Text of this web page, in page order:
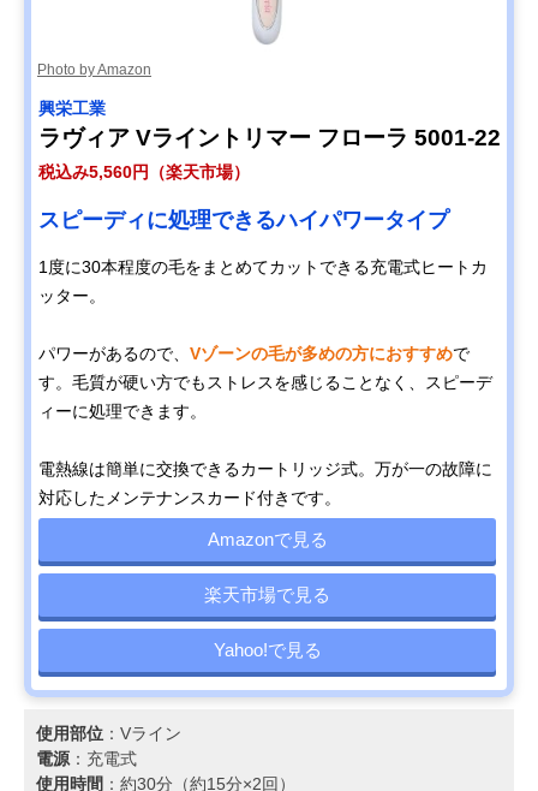
Photo by Amazon
興栄工業
ラヴィア Vライントリマー フローラ 5001-22
税込み5,560円（楽天市場）
スピーディに処理できるハイパワータイプ
1度に30本程度の毛をまとめてカットできる充電式ヒートカ
ッター。
パワーがあるので、 Vゾーンの毛が多めの方におすすめで
す。毛質が硬い方でもストレスを感じることなく、スピーデ
ィーに処理できます。
電熱線は簡単に交換できるカートリッジ式。万が一の故障に
対応したメンテナンスカード付きです。
Amazonで見る
楽天市場で見る
Yahoo!で見る
使用部位 ：Vライン
電源 ：充電式
使用時間 ：約30分（約15分×2回）